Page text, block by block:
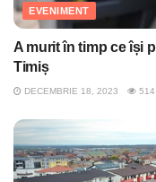
EVENIMENT
A murit în timp ce își
Timiș
DECEMBRIE 18, 2023 514